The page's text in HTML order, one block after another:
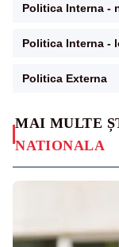
MAI MULTE
NATIONALA
Politica Interna -
Politica Interna -
Politica Externa